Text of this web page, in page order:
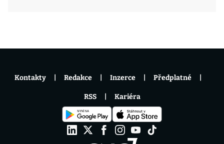
Kontakty Redakce Inzerce Předplatné
RSS Kariéra